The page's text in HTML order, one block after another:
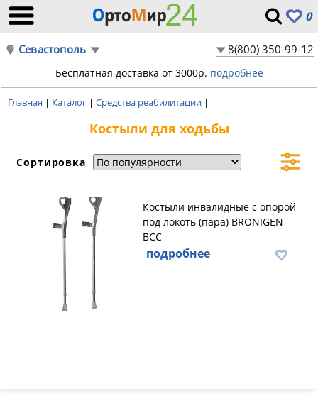
0
Севастополь 8(800) 350-99-12
Бесплатная доставка от 3000р. подробнее
Главная | Каталог | Средства реабилитации |
Костыли для ходьбы
Сортировка
Костыли инвалидные с опорой
под локоть (пара) BRONIGEN
BCC
подробнее